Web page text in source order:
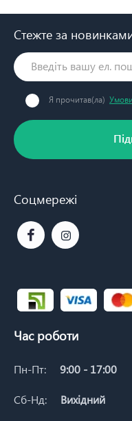
Стежте за
Я прочитав(ла)
Соцмережі
Час роботи
Пн-Пт: 9:00 - 17:00
Сб-Нд: Вихідний